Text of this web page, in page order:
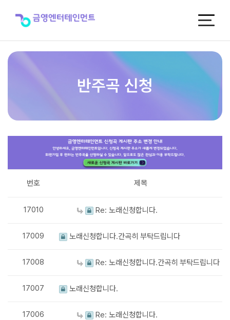
반주곡 신청
번호 제목
17010 Re: 노래신청합니다.
17009 노래신청합니다.간곡히 부탁드립니다
17008 Re: 노래신청합니다.간곡히 부탁드립니다
17007 노래신청합니다.
17006 Re: 노래신청합니다.